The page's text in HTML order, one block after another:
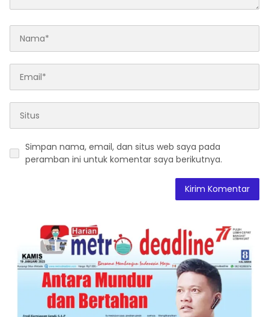
Simpan nama, email, dan situs web saya pada
peramban ini untuk komentar saya berikutnya.